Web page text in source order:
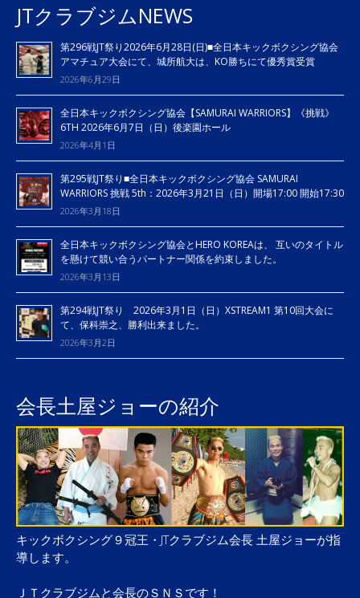
JTクラブジムNEWS
第296戦JT祭り2026年6月28日(日)■全日本キックボクシング協会
アマチュア大会にて、城所航大は、KO勝ちにて優秀賞受賞
2026年6月29日
全日本キックボクシング協会【SAMURAI WARRIORS】《挑戦》
6TH 2026年6月7日（日）後楽園ホール
2026年4月1日
第295戦JT祭り■全日本キックボクシング協会 SAMURAI
WARRIORS 挑戦 5th：2026年3月21日（日）開場17:00 開始17:30
2026年3月18日
全日本キックボクシング協会とHERO KOREAは、 互いのタイトル
を懸けて競い合うパートナー関係を約束しました。
2026年3月13日
第294戦JT祭り 2026年3月1日（日）XSTREAM1 第10回大会に
て、保科崇之、勝利出来ました。
2026年3月2日
会長土屋ジョーの紹介
キックボクシング９冠王・JTクラブジム会長 土屋ジョーが指
導します。
ＪＴクラブジムと会長のＳＮＳです！